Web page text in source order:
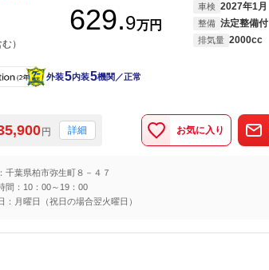
）
629.9万円
車検 2027年1月
整備 法定整備付
排気量 2000cc
外装5内装5機関／正常
円 詳細 お気に入り
千葉県柏市弥生町８－４７
間：10：00～19：00
：月曜日（祝日の場合翌火曜日）